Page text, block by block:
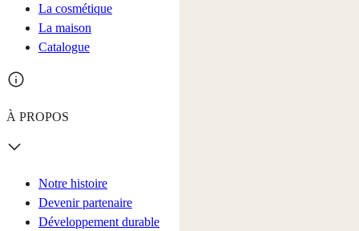
La cosmétique
La maison
Catalogue
À PROPOS
Notre histoire
Devenir partenaire
Développement durable